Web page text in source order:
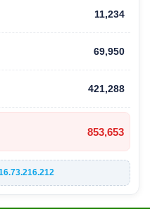
11,234
69,950
421,288
853,653